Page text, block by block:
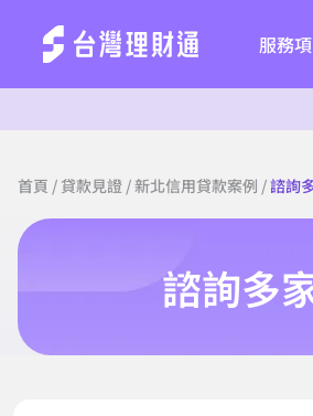
服務
首頁 / 貸款見證 /新北信用貸款案例 /諮詢
諮詢多